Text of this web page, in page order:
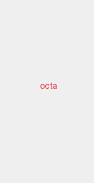
octa
dziļurbums